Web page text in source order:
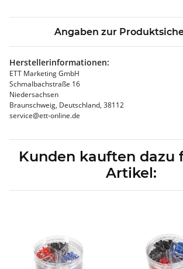
Angaben zur
Herstellerinformationen:
ETT Marketing GmbH
Schmalbachstraße 16
Niedersachsen
Braunschweig, Deutschland, 38112
service@ett-online.de
Kunden kauften dazu
Artikel: